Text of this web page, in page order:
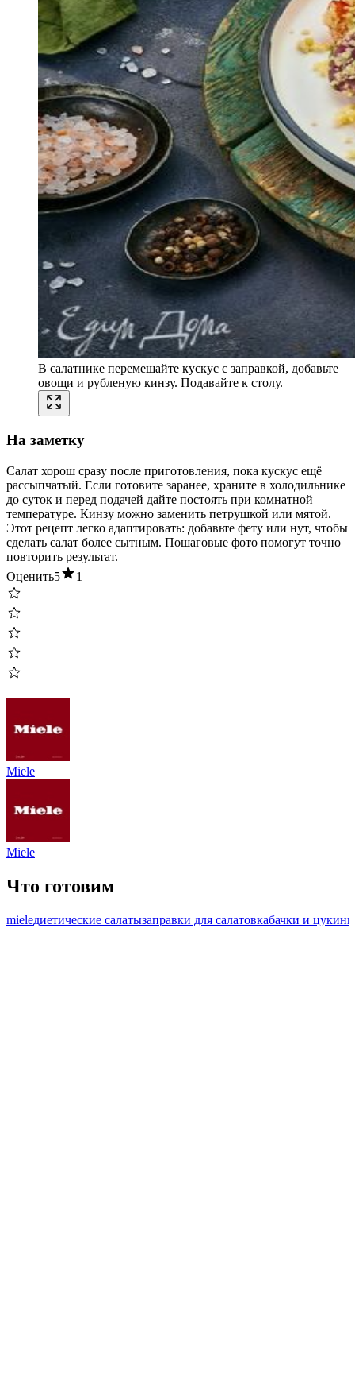
В салатнике перемешайте кускус с заправкой, добавьте
овощи и рубленую кинзу. Подавайте к столу.
На заметку
Салат хорош сразу после приготовления, пока кускус ещё
рассыпчатый. Если готовите заранее, храните в холодильнике
до суток и перед подачей дайте постоять при комнатной
температуре. Кинзу можно заменить петрушкой или мятой.
Этот рецепт легко адаптировать: добавьте фету или нут, чтобы
сделать салат более сытным. Пошаговые фото помогут точно
повторить результат.
Оценить5 1
Miele
Miele
Что готовим
mieleдиетические салатызаправки для салатовкабачки и цукини